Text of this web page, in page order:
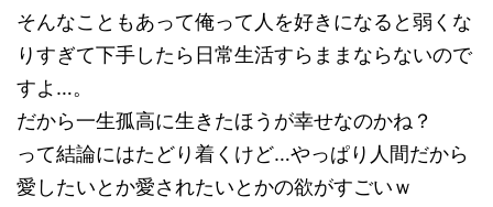
そんなこともあって俺って人を好きになると弱くな
りすぎて下手したら日常生活すらままならないので
すよ…。
だから一生孤高に生きたほうが幸せなのかね？
って結論にはたどり着くけど…やっぱり人間だから
愛したいとか愛されたいとかの欲がすごいｗ